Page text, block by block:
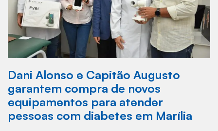
Dani Alonso e Capitão Augusto
garantem compra de novos
equipamentos para atender
pessoas com diabetes em Marília